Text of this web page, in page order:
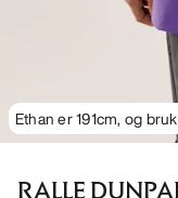
Ethan er 191cm, og
RALLE